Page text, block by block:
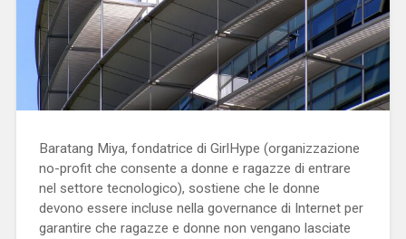
Baratang Miya, fondatrice di GirlHype (organizzazione
no-profit che consente a donne e ragazze di entrare
nel settore tecnologico), sostiene che le donne
devono essere incluse nella governance di Internet per
garantire che ragazze e donne non vengano lasciate